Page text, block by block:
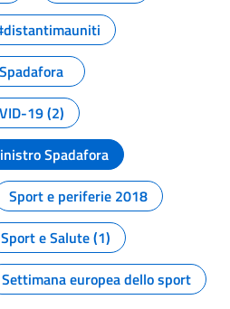
Spadafora
19 (2)
Spadafora
Sport e periferie 2018
Sport e Salute (1)
Settimana europea dello sport